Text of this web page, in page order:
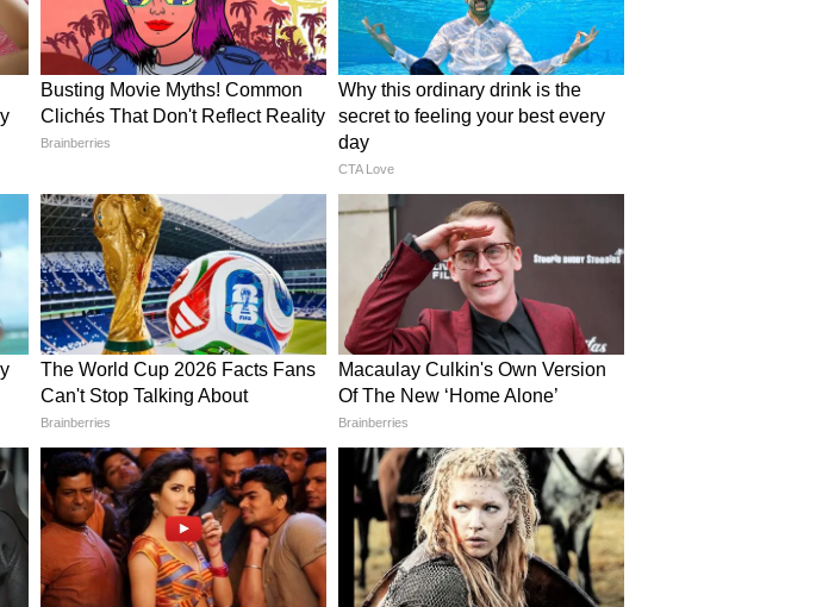
और खाने के तेल की कीमतें
रहा है। ऐसे में कर्मचारियों
होना मुश्किल है। यही
से रख रही हैं।